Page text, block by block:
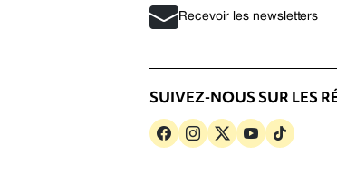
Recevoir les newsletters
SUIVEZ-NOUS SUR LES